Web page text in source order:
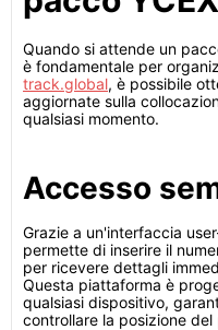
Quando si attende un
è fondamentale per
track.global, è possibile
aggiornate sulla
qualsiasi momento.
Accesso
Grazie a un'interfaccia
permette di inserire il
per ricevere dettagli
Questa piattaforma è
qualsiasi dispositivo,
controllare la posizione